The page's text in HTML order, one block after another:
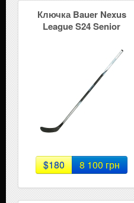
Ключка Bauer Nexus
League S24 Senior
$180 8 100 грн